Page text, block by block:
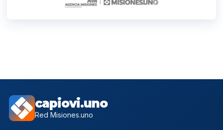
capiovi.uno
Red Misiones.uno